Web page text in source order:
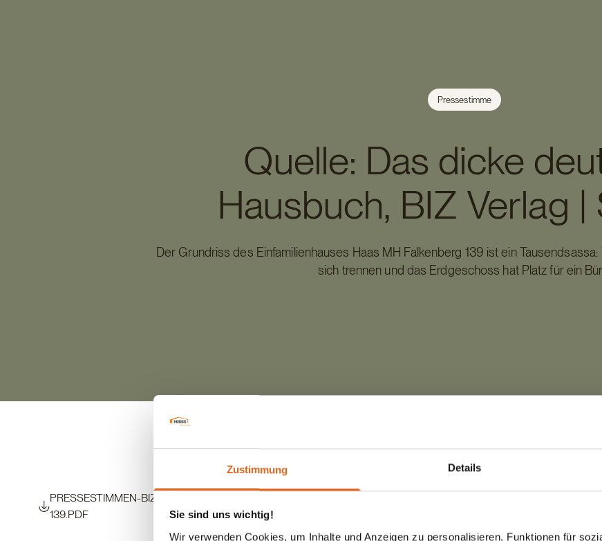
Zustimmung Details
Sie sind uns wichtig!
Wir verwenden Cookies, um Inhalte und Anzeigen zu personalisieren, Funktionen für
Pressestimme
Quelle: Das dicke
Hausbuch, BIZ Verlag |
Der Grundriss des Einfamilienhauses Haas MH Falkenberg 139 ist ein
sich trennen und das Erdgeschoss hat Platz für ein
PRESSESTIMMEN-BIZ-VERLAG-HAUSBUCH-HAAS-MH-FALKENBERG-
139.PDF